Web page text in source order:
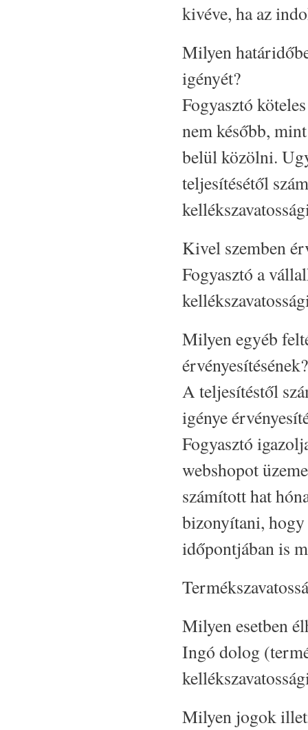
kivéve, ha az
Milyen
igényét?
Fogyasztó
nem később,
belül közölni.
teljesítésétől
Kivel szemben
Fogyasztó a
Milyen egyéb
érvényesítésének?
A teljesítéstől
igénye
Fogyasztó
webshopot
számított hat
bizonyítani, hogy
időpontjában is
Milyen esetben
Ingó dolog
Milyen jogok